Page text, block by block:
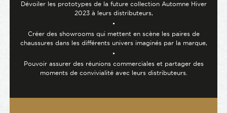
Dévoiler les prototypes de la future collection Automne Hiver
2023 à leurs distributeurs,
Créer des showrooms qui mettent en scène les paires de
chaussures dans les différents univers imaginés par la marque,
Pouvoir assurer des réunions commerciales et partager des
moments de convivialité avec leurs distributeurs.